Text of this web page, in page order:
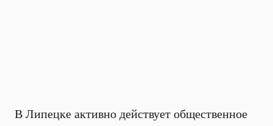
В Липецке активно действует общественное